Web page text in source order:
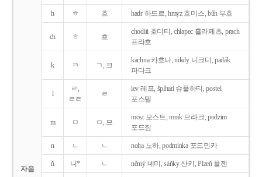
자음
h ㅎ 흐 hadr 하드르, hmyz 흐미스, bůh 부흐
ch ㅎ 흐
choditi 호디티, chlapec 흘라페츠, prach
프라흐
k ㅋ ㄱ, 크
kachna 카흐나, nikdy 니크디, padák
파다크
l
ㄹ,
ㄹㄹ
ㄹ
lev 레프, šplhati 슈플하티, postel
포스텔
m ㅁ ㅁ, 므
most 모스트, mrak 므라크, podzim
포드짐
n ㄴ ㄴ noha 노하, podmínka 포드민카
ň 니* ㄴ němý 네미, sáňky 산키, Plzeň 플젠